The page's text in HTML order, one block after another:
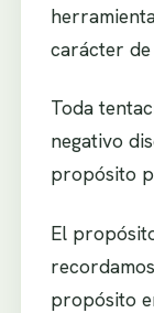
carácter de
Toda
negativo
propósito
El
propósito